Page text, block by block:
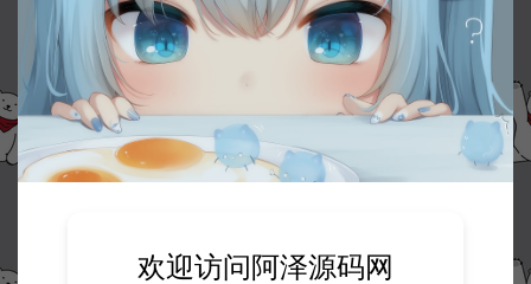
欢迎访问阿泽源码网